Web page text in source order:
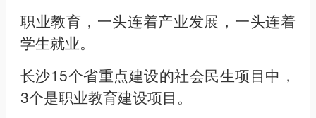
职业教育，一头连着产业发展，一头连着
学生就业。
长沙15个省重点建设的社会民生项目中，
3个是职业教育建设项目。